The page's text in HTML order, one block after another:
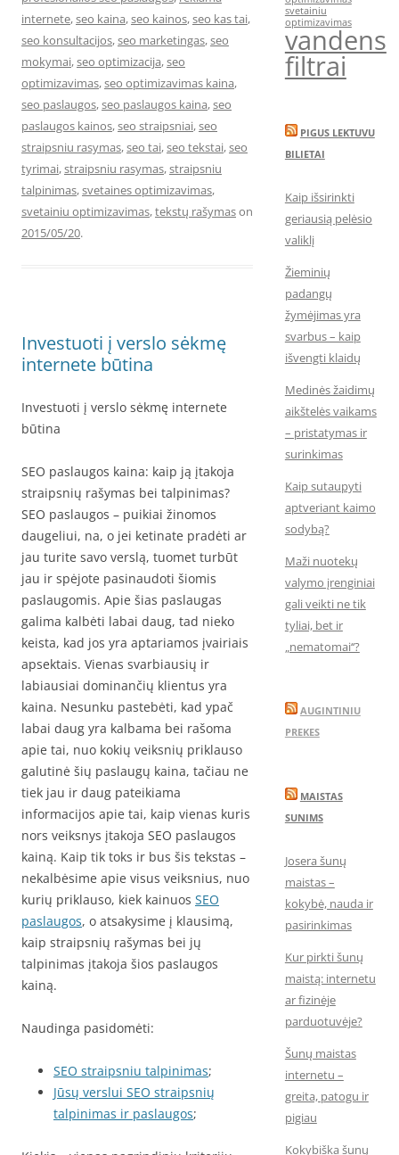
internete,seo kaina,seo kainos,seo kas tai,
seo konsultacijos,seo marketingas,seo
mokymai,seo optimizacija,seo
optimizavimas,seo optimizavimas kaina,
seo paslaugos,seo paslaugos kaina,seo
paslaugos kainos,seo straipsniai,seo
straipsniu rasymas,seo tai,seo tekstai,seo
tyrimai,straipsniu rasymas,straipsniu
talpinimas,svetaines optimizavimas,
svetainiu optimizavimas,tekstų rašymason
2015/05/20.
Investuoti į verslo sėkmę
internete būtina
Investuoti į verslo sėkmę internete
būtina
SEO paslaugos kaina: kaip ją įtakoja
straipsnių rašymas bei talpinimas?
SEO paslaugos – puikiai žinomos
daugeliui, na, o jei ketinate pradėti ar
jau turite savo verslą, tuomet turbūt
jau ir spėjote pasinaudoti šiomis
paslaugomis. Apie šias paslaugas
galima kalbėti labai daug, tad nieko
keista, kad jos yra aptariamos įvairiais
apsektais. Vienas svarbiausių ir
labiausiai dominančių klientus yra
kaina. Nesunku pastebėti, kad ypač
labai daug yra kalbama bei rašoma
apie tai, nuo kokių veiksnių priklauso
galutinė šių paslaugų kaina, tačiau ne
tiek jau ir daug pateikiama
informacijos apie tai, kaip vienas kuris
nors veiksnys įtakoja SEO paslaugos
kainą. Kaip tik toks ir bus šis tekstas –
nekalbėsime apie visus veiksnius, nuo
kurių priklauso, kiek kainuos SEO
paslaugos, o atsakysime į klausimą,
kaip straipsnių rašymas bei jų
talpinimas įtakoja šios paslaugos
kainą.
Naudinga pasidomėti:
SEO straipsniu talpinimas;
Jūsų verslui SEO straipsnių
talpinimas ir paslaugos;
svetainiu
optimizavimas
vandens
filtrai
PIGUS LEKTUVU
BILIETAI
Kaip išsirinkti
geriausią pelėsio
valiklį
Žieminių
padangų
žymėjimas yra
svarbus – kaip
išvengti klaidų
Medinės žaidimų
aikštelės vaikams
– pristatymas ir
surinkimas
Kaip sutaupyti
aptveriant kaimo
sodybą?
Maži nuotekų
valymo įrenginiai
gali veikti ne tik
tyliai, bet ir
„nematomai‘‘?
AUGINTINIU
PREKES
MAISTAS
SUNIMS
Josera šunų
maistas –
kokybė, nauda ir
pasirinkimas
Kur pirkti šunų
maistą: internetu
ar fizinėje
parduotuvėje?
Šunų maistas
internetu –
greita, patogu ir
pigiau
Kokybiška šunų